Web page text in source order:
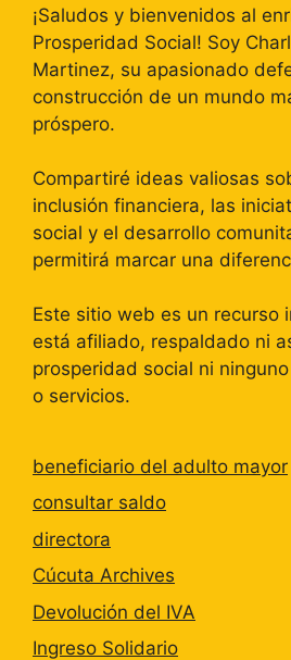
¡Saludos y bienvenidos al
Prosperidad Social! Soy
Martinez, su apasionado
construcción de un mundo
próspero.
Compartiré ideas valiosas
inclusión financiera, las
social y el desarrollo
permitirá marcar una
Este sitio web es un recurso
está afiliado, respaldado ni
prosperidad social ni
o servicios.
beneficiario del adulto mayor
consultar saldo
directora
Cúcuta Archives
Devolución del IVA
Ingreso Solidario